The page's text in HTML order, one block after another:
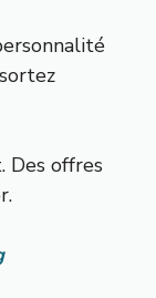
Des offres